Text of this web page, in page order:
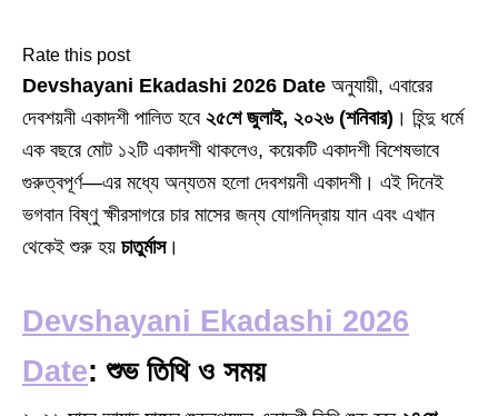
Rate this post
Devshayani Ekadashi 2026 Date অনুযায়ী, এবারের
দেবশয়নী একাদশী পালিত হবে ২৫শে জুলাই, ২০২৬ (শনিবার) । হিন্দু ধর্মে
এক বছরে মোট ১২টি একাদশী থাকলেও, কয়েকটি একাদশী বিশেষভাবে
গুরুত্বপূর্ণ—এর মধ্যে অন্যতম হলো দেবশয়নী একাদশী। এই দিনেই
ভগবান বিষ্ণু ক্ষীরসাগরে চার মাসের জন্য যোগনিদ্রায় যান এবং এখান
থেকেই শুরু হয় চাতুর্মাস।
Devshayani Ekadashi 2026
Date: শুভ তিথি ও সময়